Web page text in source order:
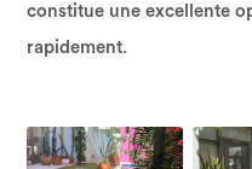
constitue une excellente
rapidement.